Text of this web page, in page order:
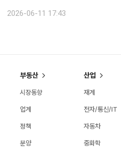
유망 핀테크 스타트업의 성장을 지원하
2026-06-11 17:43
부동산
시장동향
업계
정책
분양
산업
재계
전자/통신/IT
자동차
중화학